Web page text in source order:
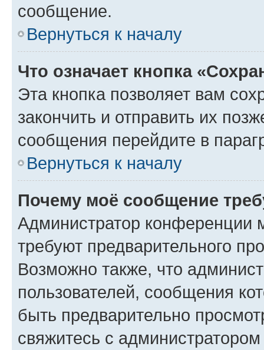
сообщение.
Вернуться к началу
Что означает кнопка
Эта кнопка позволяет вам
закончить и отправить их
сообщения перейдите в
Вернуться к началу
Почему моё сообщение
Администратор конференции
требуют предварительного
Возможно также, что
пользователей, сообщения
быть предварительно
свяжитесь с